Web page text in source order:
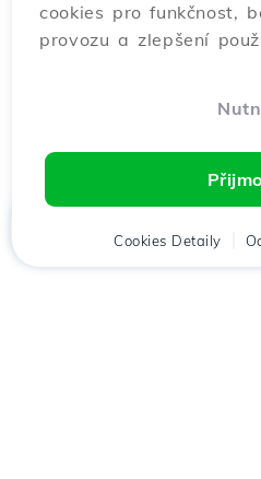
cookies pro funkčnost,
provozu a zlepšení
Cookies Detaily
Klient